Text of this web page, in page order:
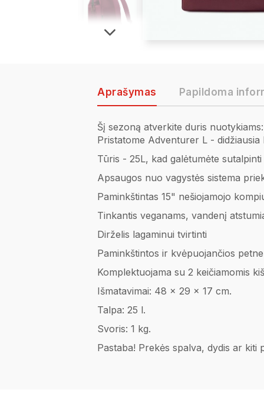
Aprašymas Papildoma
Šį sezoną atverkite duris
Pristatome Adventurer L -
Tūris - 25L, kad galėtumėte
Apsaugos nuo vagystės sistema
Paminkštintas 15" nešiojamojo
Tinkantis veganams, vandenį
Dirželis lagaminui tvirtinti
Paminkštintos ir kvėpuojančios
Komplektuojama su 2 keičiamomis
Išmatavimai: 48 x 29 x 17 cm.
Talpa: 25 l.
Svoris: 1 kg.
Pastaba! Prekės spalva, dydis ar kiti